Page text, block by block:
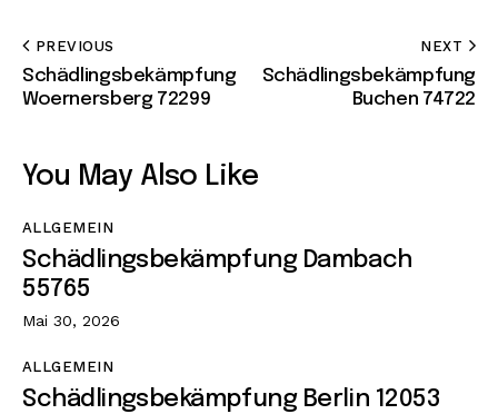
PREVIOUS
Schädlingsbekämpfung
Woernersberg 72299
NEXT
Schädlingsbekämpfung
Buchen 74722
You May Also Like
ALLGEMEIN
Schädlingsbekämpfung Dambach
55765
Mai 30, 2026
ALLGEMEIN
Schädlingsbekämpfung Berlin 12053